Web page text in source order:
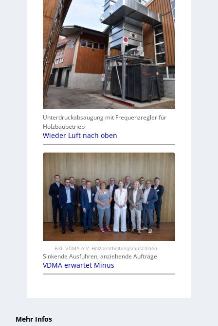
Unterdruckabsaugung mit Frequenzregler für
Holzbaubetrieb
Wieder Luft nach oben
Bild: VDMA e.V. Holzbearbeitungsmaschinen
Sinkende Ausfuhren, anziehende Aufträge
VDMA erwartet Minus
Mehr Infos